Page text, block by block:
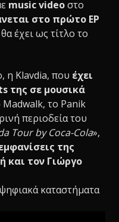
music videoστο
στο πρώτο EP
θα έχει ως τίτλο το
η Klavdia, που έχει
της σε μουσικά
το Panik
περιοδεία του
Tour by Coca-Cola»,
της
και τον Γιώργο
καταστήματα